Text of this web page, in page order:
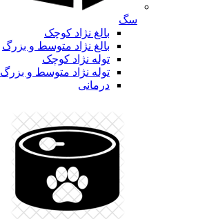
سگ
بالغ نژاد کوچک
بالغ نژاد متوسط و بزرگ
توله نژاد کوچک
توله نژاد متوسط و بزرگ
درمانی